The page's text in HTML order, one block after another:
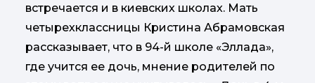
встречается и в киевских школах. Мать
четырехклассницы Кристина Абрамовская
рассказывает, что в 94-й школе «Эллада»,
где учится ее дочь, мнение родителей по